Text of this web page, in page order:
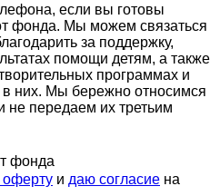
если вы готовы
фонда. Мы можем связаться
за поддержку,
помощи детям, а также
программах и
в них. Мы бережно относимся
передаем их третьим
фонда
оферту и даю согласие на